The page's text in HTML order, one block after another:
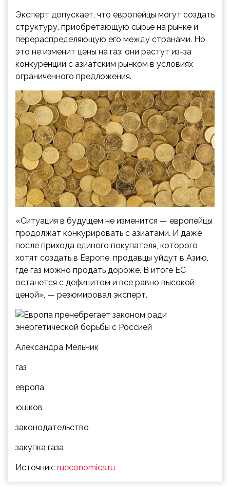
Эксперт допускает, что европейцы могут создать
структуру, приобретающую сырье на рынке и
перераспределяющую его между странами. Но
это не изменит цены на газ: они растут из-за
конкуренции с азиатским рынком в условиях
ограниченного предложения.
«Ситуация в будущем не изменится — европейцы
продолжат конкурировать с азиатами. И даже
после прихода единого покупателя, которого
хотят создать в Европе, продавцы уйдут в Азию,
где газ можно продать дороже. В итоге ЕС
останется с дефицитом и все равно высокой
ценой», — резюмировал эксперт.
Александра Мельник
газ
европа
юшков
законодательство
закупка газа
Источник: rueconomics.ru